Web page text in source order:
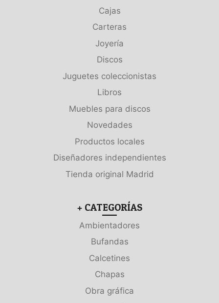
Cajas
Carteras
Joyería
Discos
Juguetes coleccionistas
Libros
Muebles para discos
Novedades
Productos locales
Diseñadores independientes
Tienda original Madrid
+ CATEGORÍAS
Ambientadores
Bufandas
Calcetines
Chapas
Obra gráfica